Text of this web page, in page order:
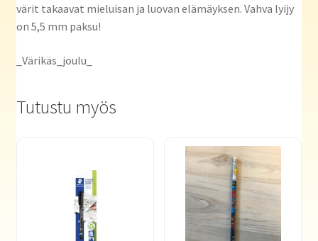
värit takaavat mieluisan ja luovan elämäyksen. Vahva lyijy
on 5,5 mm paksu!
_Värikäs_joulu_
Tutustu myös